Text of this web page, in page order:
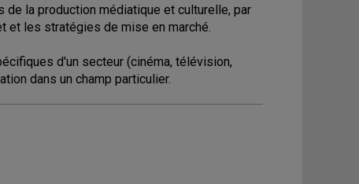
la production médiatique et culturelle, par
et les stratégies de mise en marché.
d'un secteur (cinéma, télévision,
dans un champ particulier.